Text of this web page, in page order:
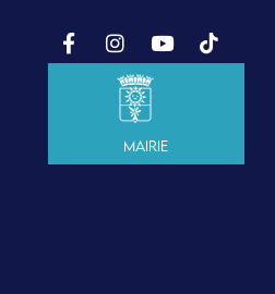
Mairie